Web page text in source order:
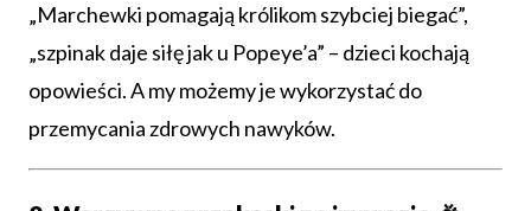
„Marchewki pomagają królikom szybciej biegać”,
„szpinak daje siłę jak u Popeye’a” – dzieci kochają
opowieści. A my możemy je wykorzystać do
przemycania zdrowych nawyków.